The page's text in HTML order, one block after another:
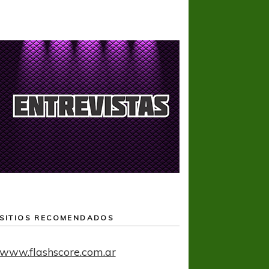
SITIOS RECOMENDADOS
www.flashscore.com.ar